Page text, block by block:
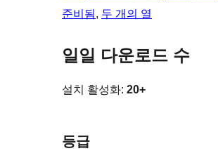
준비됨, 두 개의 열
일일 다운로드 수
설치 활성화: 20+
등급